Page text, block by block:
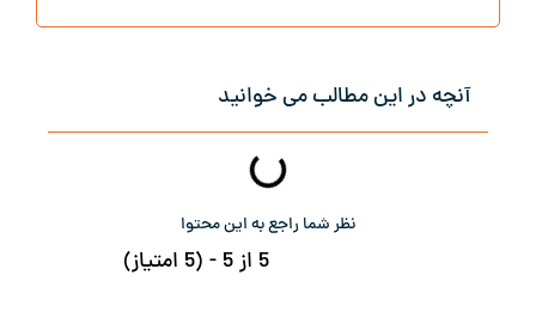
آنچه در این مطالب می خوانید
نظر شما راجع به این محتوا
5 از 5 - (5 امتیاز)